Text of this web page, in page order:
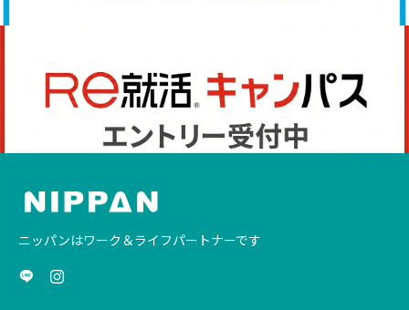
ニッパンはワーク＆ライフパートナーです